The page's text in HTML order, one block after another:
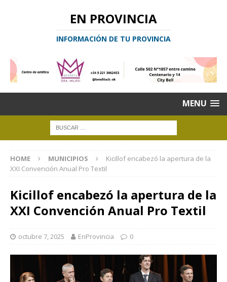
EN PROVINCIA
INFORMACIÓN DE TU PROVINCIA
MENU
HOME MUNICIPIOS
Kicillof encabezó la apertura de la
XXI Convención Anual Pro Textil
Kicillof encabezó la apertura de la
XXI Convención Anual Pro Textil
octubre 7, 2025 EnProvincia 0